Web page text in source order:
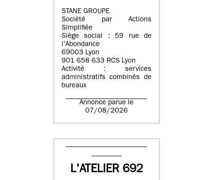
STANE GROUPE
Société par Actions
Simplifiée
Siège social : 59 rue de
l’Abondance
69003 Lyon
901 658 633 RCS Lyon
Activité : services
administratifs combinés de
bureaux
Annonce parue le
07/08/2026
L'ATELIER 692